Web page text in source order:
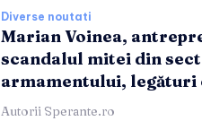
Diverse noutati
Marian Voinea,
scandalul mitei din
armamentului, legături
Autorii Sperante.ro